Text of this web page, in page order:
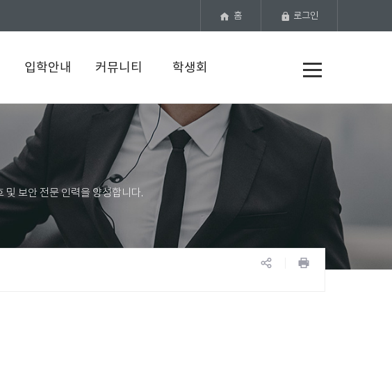
뉴
홈 로그인
입학안내 커뮤니티 학생회